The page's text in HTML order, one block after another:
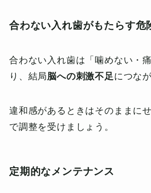
合わない入れ歯がもたらす危
合わない入れ歯は「噛めない・
り、結局 脳への刺激不足 につな
違和感があるときはそのままに
で調整を受けましょう。
定期的なメンテナンス